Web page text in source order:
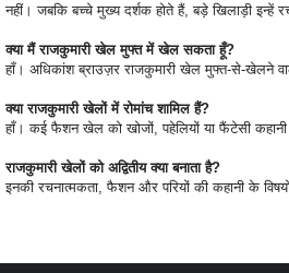
नहीं। जबकि बच्चे मुख्य दर्शक होते हैं, बड़े खिलाड़ी इन्हें
क्या मैं राजकुमारी खेल मुफ्त में खेल सकता हूँ?
हाँ। अधिकांश ब्राउज़र राजकुमारी खेल मुफ्त-से-खेलने
क्या राजकुमारी खेलों में रोमांच शामिल हैं?
हाँ। कई फैशन खेल को खोजों, पहेलियों या फैंटेसी
राजकुमारी खेलों को अद्वितीय क्या बनाता है?
इनकी रचनात्मकता, फैशन और परियों की कहानी के